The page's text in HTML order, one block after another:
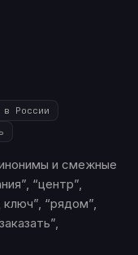
в России
и смежные
“центр”,
ключ”, “рядом”,